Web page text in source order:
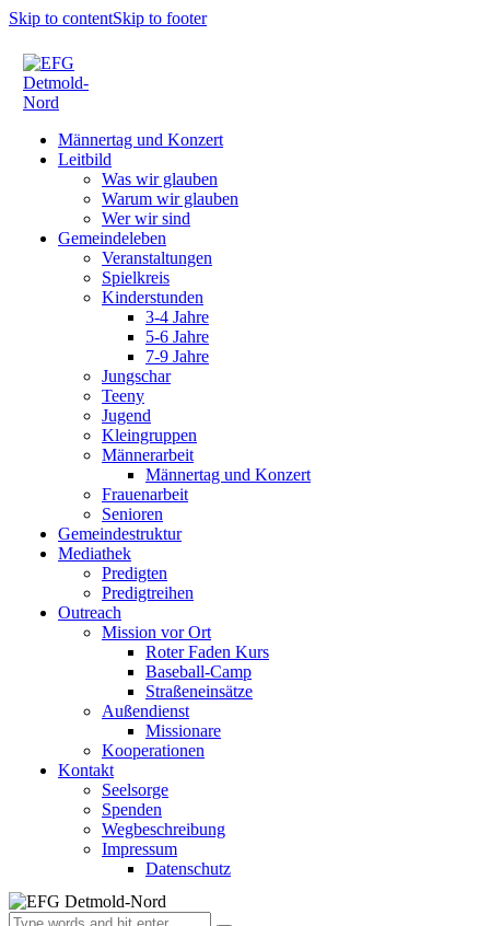
Skip to contentSkip to footer
Männertag und Konzert
Leitbild
Was wir glauben
Warum wir glauben
Wer wir sind
Gemeindeleben
Veranstaltungen
Spielkreis
Kinderstunden
3-4 Jahre
5-6 Jahre
7-9 Jahre
Jungschar
Teeny
Jugend
Kleingruppen
Männerarbeit
Männertag und Konzert
Frauenarbeit
Senioren
Gemeindestruktur
Mediathek
Predigten
Predigtreihen
Outreach
Mission vor Ort
Roter Faden Kurs
Baseball-Camp
Straßeneinsätze
Außendienst
Missionare
Kooperationen
Kontakt
Seelsorge
Spenden
Wegbeschreibung
Impressum
Datenschutz